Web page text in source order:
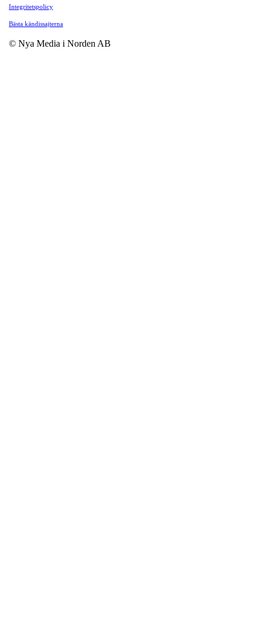
Integritetspolicy
Bästa kändissajterna
© Nya Media i Norden AB